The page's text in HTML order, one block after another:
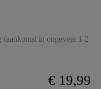
in ongeveer 1-2
€ 19,99